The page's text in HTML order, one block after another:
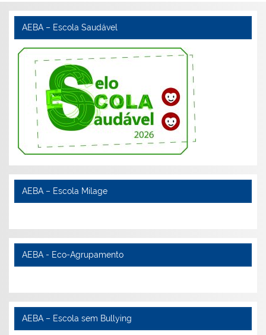
AEBA – Escola Saudável
AEBA – Escola Milage
AEBA - Eco-Agrupamento
AEBA – Escola sem Bullying